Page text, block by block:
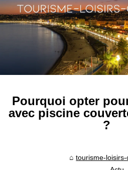
Pourquoi opter
avec piscine
?
tourisme-